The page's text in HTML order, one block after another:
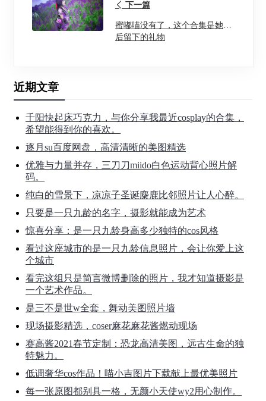
下一篇
蜜嘟喵没有了，这个合集是她最
后留下的礼物
近期文章
千阳快起床巧克力，与你分享我最近cosplay的合集，
希望能得到你的喜欢。
逐月su百度网盘，高清清晰的美图精选
优雅与力量并存，三刀刀miido白色运动背心照片解
码。
纯白的雪景下，凉凉子圣诞麋鹿比邻照片让人心醉。
只要是一只九龄的名字，摄影就能成为艺术
惊喜分享：是一只九龄身高多少独特的cos风格
看过这座城市的是一只九龄信息照片，会让你爱上这
个城市
看完这组只是简言微博删除的照片，我才知道摄影是
一个艺术作品。
是三不是世w全套，舞动美图照片墙
现场摄影精选，coser麻花麻花酱燃动现场
赛高酱2021春节定制：恐龙高清美图，远古生命的独
特魅力。
低调奢华cos作品！喵小吉图片下载献上最优美照片
每一张原图都别具一格，无颜小天使wy2用心制作。